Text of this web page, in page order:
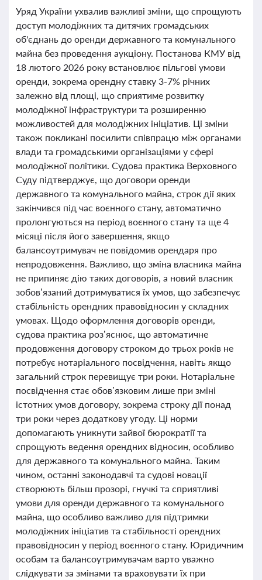
Уряд України ухвалив важливі зміни, що спрощують
доступ молодіжних та дитячих громадських
об'єднань до оренди державного та комунального
майна без проведення аукціону. Постанова КМУ від
18 лютого 2026 року встановлює пільгові умови
оренди, зокрема орендну ставку 3-7% річних
залежно від площі, що сприятиме розвитку
молодіжної інфраструктури та розширенню
можливостей для молодіжних ініціатив. Ці зміни
також покликані посилити співпрацю між органами
влади та громадськими організаціями у сфері
молодіжної політики. Судова практика Верховного
Суду підтверджує, що договори оренди
державного та комунального майна, строк дії яких
закінчився під час воєнного стану, автоматично
пролонгуються на період воєнного стану та ще 4
місяці після його завершення, якщо
балансоутримувач не повідомив орендаря про
непродовження. Важливо, що зміна власника майна
не припиняє дію таких договорів, а новий власник
зобов’язаний дотримуватися їх умов, що забезпечує
стабільність орендних правовідносин у складних
умовах. Щодо оформлення договорів оренди,
судова практика роз’яснює, що автоматичне
продовження договору строком до трьох років не
потребує нотаріального посвідчення, навіть якщо
загальний строк перевищує три роки. Нотаріальне
посвідчення стає обов’язковим лише при зміні
істотних умов договору, зокрема строку дії понад
три роки через додаткову угоду. Ці норми
допомагають уникнути зайвої бюрократії та
спрощують ведення орендних відносин, особливо
для державного та комунального майна. Таким
чином, останні законодавчі та судові новації
створюють більш прозорі, гнучкі та сприятливі
умови для оренди державного та комунального
майна, що особливо важливо для підтримки
молодіжних ініціатив та стабільності орендних
правовідносин у період воєнного стану. Юридичним
особам та балансоутримувачам варто уважно
слідкувати за змінами та враховувати їх при